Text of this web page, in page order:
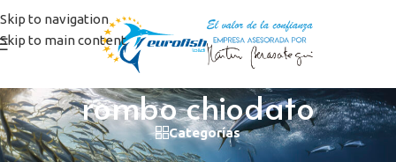
Skip to navigation
Skip to main content
rombo chiodato
Categorías
Inicio/Productos etiquetados “rombo chiodato”